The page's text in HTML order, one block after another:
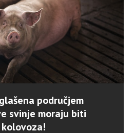
područjem
svinje moraju biti